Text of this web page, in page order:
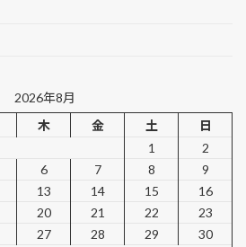
2026年8月
木 金 土
日
1
2
6 7 8
9
13 14 15
16
20 21 22
23
27 28 29
30